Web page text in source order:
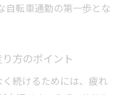
自転車通勤の第一歩とな
方のポイント
続けるためには、疲れ